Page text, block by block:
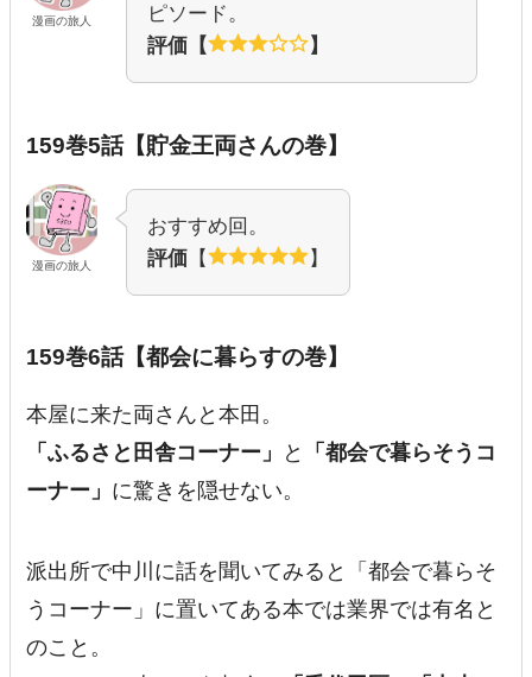
漫画の旅人
ピソード。
評価【
】
159巻5話【貯金王両さんの巻】
漫画の旅人
おすすめ回。
評価 【 】
159巻6話【都会に暮らすの巻】
本屋に来た両さんと本田。
「ふるさと田舎コーナー」
と
「都会で暮らそうコ
ーナー」 に驚きを隠せない。
派出所で中川に話を聞いてみると「都会で暮らそ
うコーナー」に置いてある本では業界では有名と
のこと。